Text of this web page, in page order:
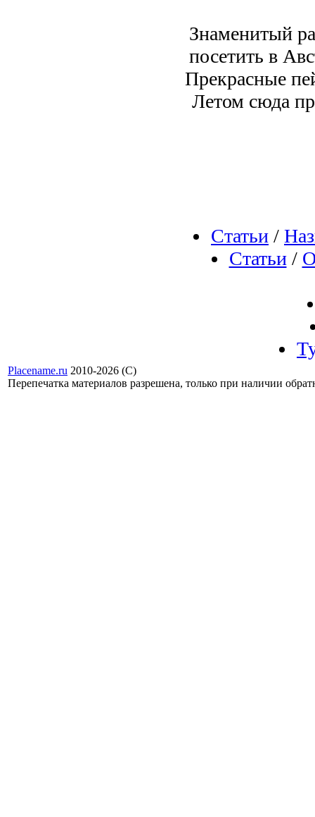
Знаменитый
посетить в
Прекрасные
Летом сюда
Статьи /
Статьи/
Placename.ru 2010-2026 (С)
Перепечатка материалов разрешена, только при наличии